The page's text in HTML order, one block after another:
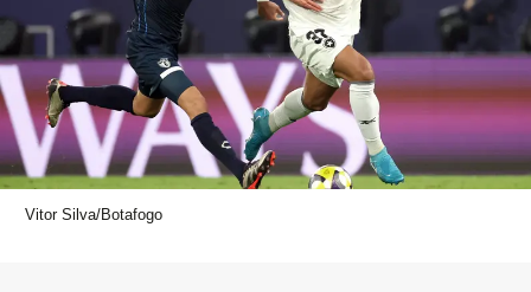
Vitor Silva/Botafogo